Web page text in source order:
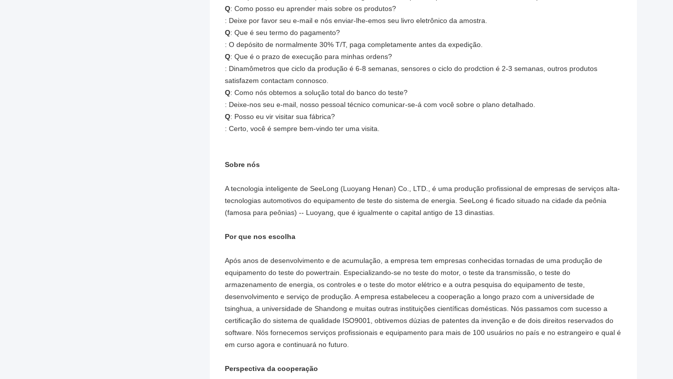
Q: Como posso eu aprender mais sobre os produtos?
: Deixe por favor seu e-mail e nós enviar-lhe-emos seu livro eletrônico da amostra.
Q: Que é seu termo do pagamento?
: O depósito de normalmente 30% T/T, paga completamente antes da expedição.
Q: Que é o prazo de execução para minhas ordens?
: Dinamômetros que ciclo da produção é 6-8 semanas, sensores o ciclo do prodction é 2-3 semanas, outros produtos
satisfazem contactam connosco.
Q: Como nós obtemos a solução total do banco do teste?
: Deixe-nos seu e-mail, nosso pessoal técnico comunicar-se-á com você sobre o plano detalhado.
Q: Posso eu vir visitar sua fábrica?
: Certo, você é sempre bem-vindo ter uma visita.
Sobre nós
A tecnologia inteligente de SeeLong (Luoyang Henan) Co., LTD., é uma produção profissional de empresas de serviços alta-
tecnologias automotivos do equipamento de teste do sistema de energia. SeeLong é ficado situado na cidade da peônia
(famosa para peônias) -- Luoyang, que é igualmente o capital antigo de 13 dinastias.
Por que nos escolha
Após anos de desenvolvimento e de acumulação, a empresa tem empresas conhecidas tornadas de uma produção de
equipamento do teste do powertrain. Especializando-se no teste do motor, o teste da transmissão, o teste do
armazenamento de energia, os controles e o teste do motor elétrico e a outra pesquisa do equipamento de teste,
desenvolvimento e serviço de produção. A empresa estabeleceu a cooperação a longo prazo com a universidade de
tsinghua, a universidade de Shandong e muitas outras instituições científicas domésticas. Nós passamos com sucesso a
certificação do sistema de qualidade ISO9001, obtivemos dúzias de patentes da invenção e de dois direitos reservados do
software. Nós fornecemos serviços profissionais e equipamento para mais de 100 usuários no país e no estrangeiro e qual é
em curso agora e continuará no futuro.
Perspectiva da cooperação